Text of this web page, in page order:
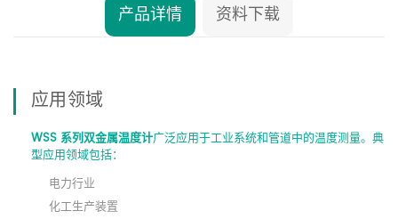
产品详情 资料下载
应用领域
WSS 系列双金属温度计广泛应用于工业系统和管道中的温度测量。典
型应用领域包括：
电力行业
化工生产装置